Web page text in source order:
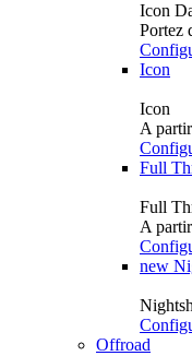
Icon
Portez
Icon
Icon
A
Full
Full
A
new
Offroad